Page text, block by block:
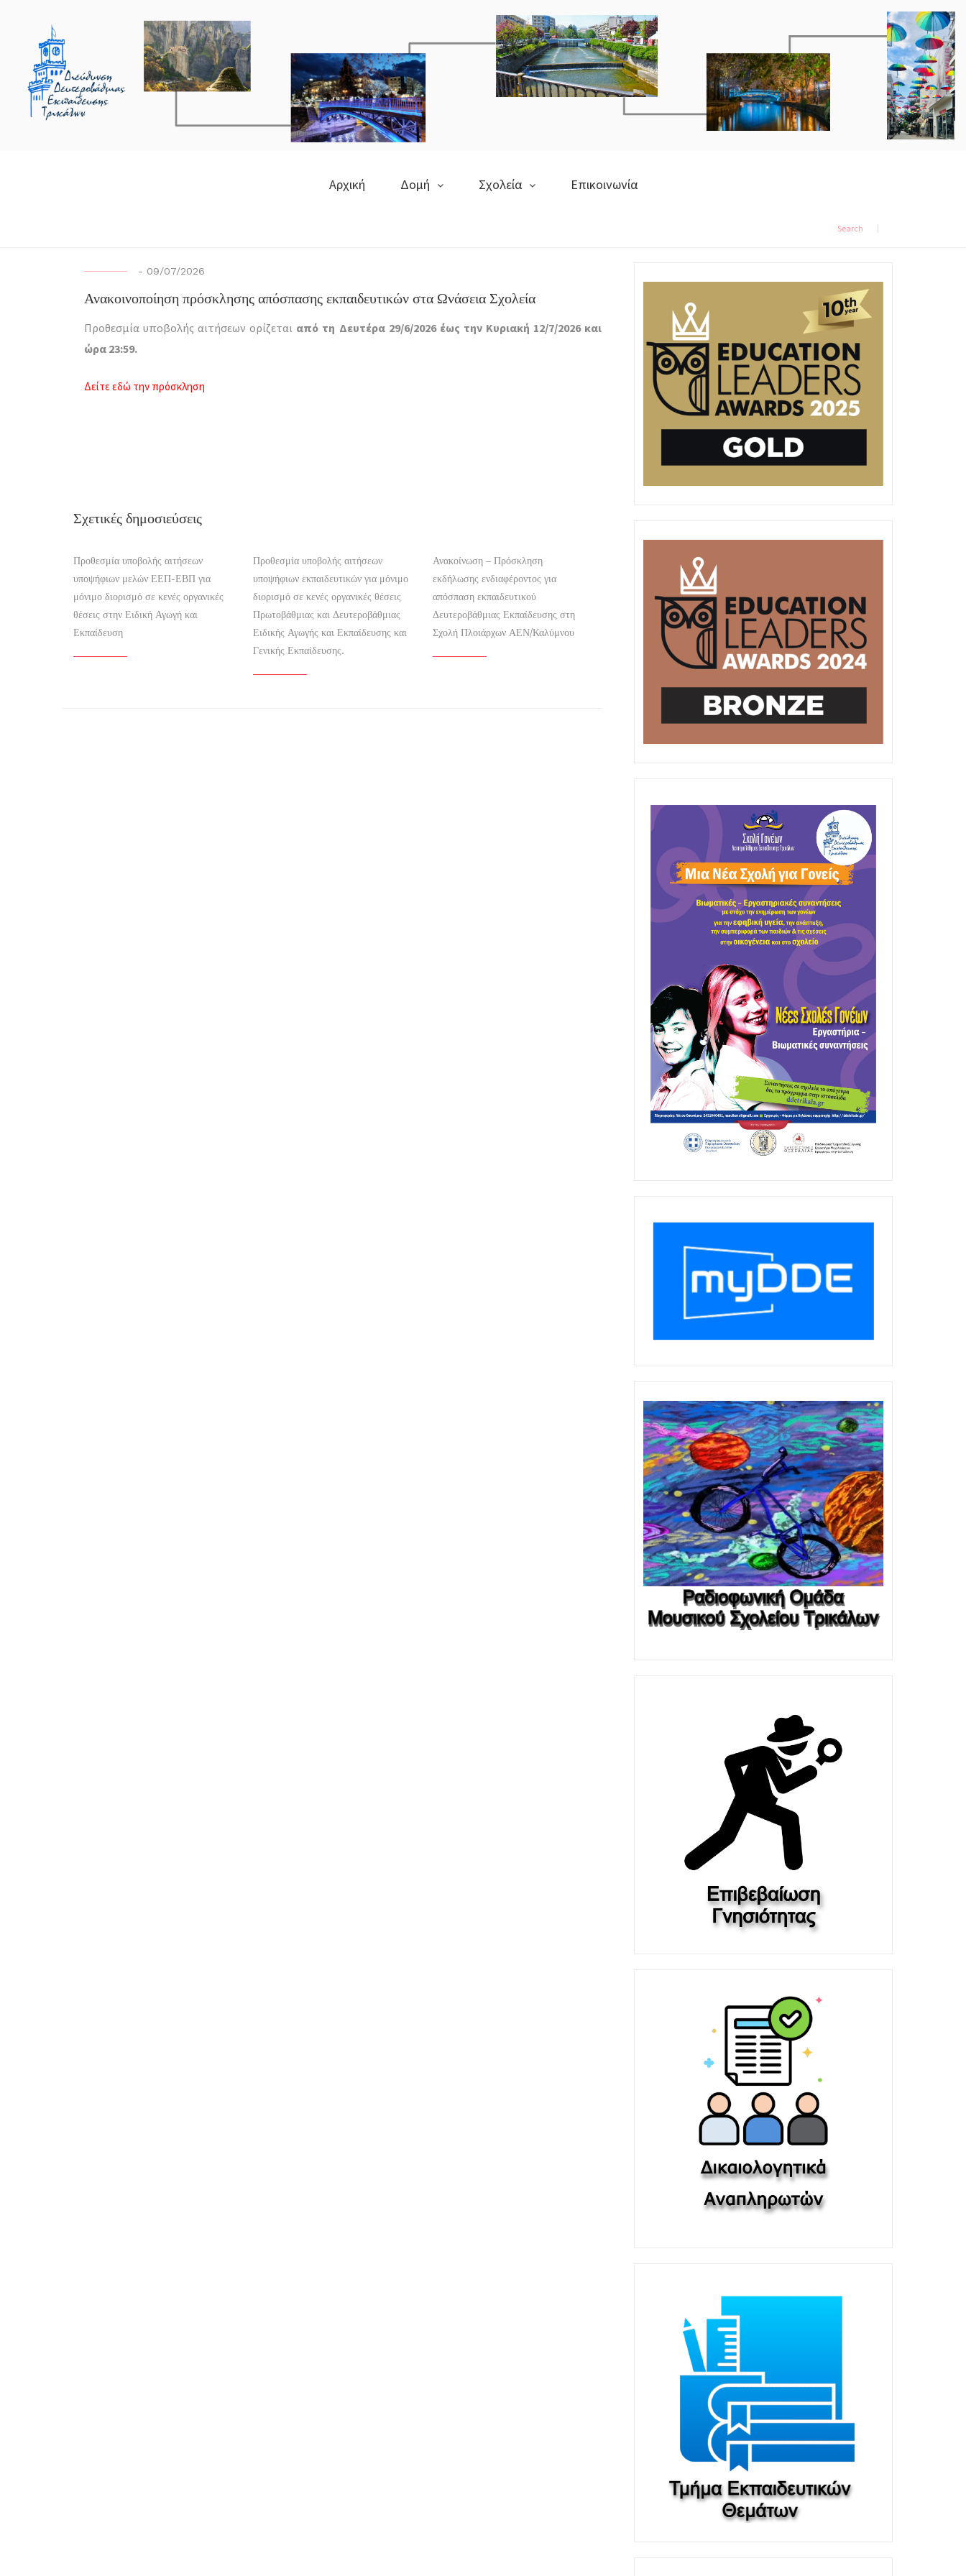
Αρχική Δομή Σχολεία Επικοινωνία
Search
- 09/07/2026
Ανακοινοποίηση πρόσκλησης απόσπασης εκπαιδευτικών στα Ωνάσεια Σχολεία
Προθεσμία υποβολής αιτήσεων ορίζεται από τη Δευτέρα 29/6/2026 έως την Κυριακή 12/7/2026 και
ώρα 23:59.
Δείτε εδώ την πρόσκληση
Σχετικές δημοσιεύσεις
Προθεσμία υποβολής αιτήσεων
υποψήφιων μελών ΕΕΠ-ΕΒΠ για
μόνιμο διορισμό σε κενές οργανικές
θέσεις στην Ειδική Αγωγή και
Εκπαίδευση
Προθεσμία υποβολής αιτήσεων
υποψήφιων εκπαιδευτικών για μόνιμο
διορισμό σε κενές οργανικές θέσεις
Πρωτοβάθμιας και Δευτεροβάθμιας
Ειδικής Αγωγής και Εκπαίδευσης και
Γενικής Εκπαίδευσης.
Ανακοίνωση – Πρόσκληση
εκδήλωσης ενδιαφέροντος για
απόσπαση εκπαιδευτικού
Δευτεροβάθμιας Εκπαίδευσης στη
Σχολή Πλοιάρχων ΑΕΝ/Καλύμνου